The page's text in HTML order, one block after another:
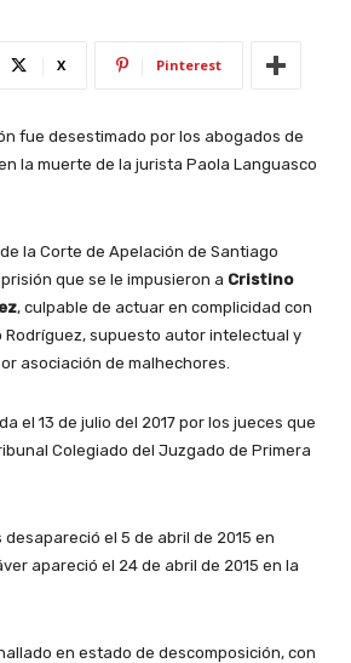
X Pinterest
fue desestimado por los abogados de
la muerte de la jurista Paola Languasco
la Corte de Apelación de Santiago
que se le impusieron a Cristino
, culpable de actuar en complicidad con
Rodríguez, supuesto autor intelectual y
asociación de malhechores.
el 13 de julio del 2017 por los jueces que
Colegiado del Juzgado de Primera
el 5 de abril de 2015 en
apareció el 24 de abril de 2015 en la
en estado de descomposición, con